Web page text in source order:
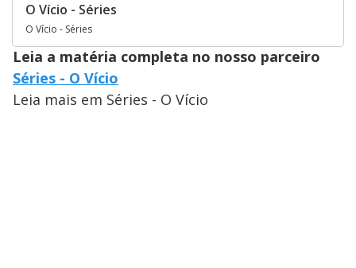
O Vício - Séries
O Vício - Séries
Leia a matéria completa no nosso parceiro
Séries - O Vício
Leia mais em Séries - O Vício